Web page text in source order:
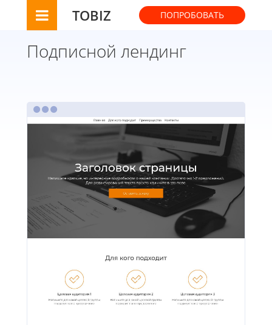
TOBIZ ПОПРОБОВАТЬ
Подписной лендинг